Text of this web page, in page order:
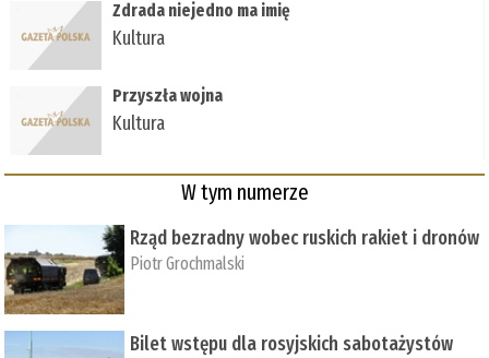
Zdrada niejedno ma imię
Kultura
Przyszła wojna
Kultura
W tym numerze
Rząd bezradny wobec ruskich rakiet i dronów
Piotr Grochmalski
Bilet wstępu dla rosyjskich sabotażystów